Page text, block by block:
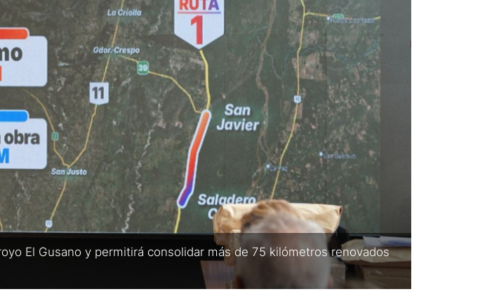
El Gusano y permitirá consolidar más de 75 kilómetros renovados